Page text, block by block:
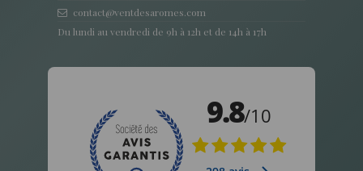
contact@ventdesaromes.com
Du lundi au vendredi de 9h à 12h et de 14h à 17h